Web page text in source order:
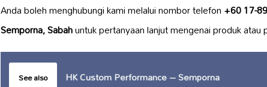
Anda boleh menghubungi kami melalui nombor telefon+60 17-
Semporna, Sabahuntuk pertanyaan lanjut mengenai produk atau
See also HK Custom Performance – Semporna